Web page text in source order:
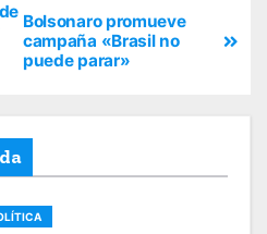
Bolsonaro promueve
campaña «Brasil no
puede parar»